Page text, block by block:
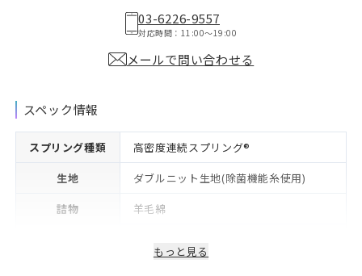
03-6226-9557
対応時間：11:00〜19:00
メールで問い合わせる
スペック情報
スプリング種類
高密度連続スプリング®
生地
ダブルニット生地(除菌機能糸使用)
詰物
羊毛綿
もっと見る